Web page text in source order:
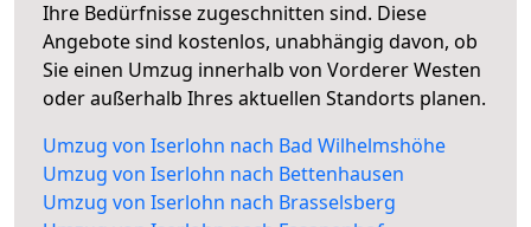
Ihre Bedürfnisse zugeschnitten sind. Diese
Angebote sind kostenlos, unabhängig davon, ob
Sie einen Umzug innerhalb von Vorderer Westen
oder außerhalb Ihres aktuellen Standorts planen.
Umzug von Iserlohn nach Bad Wilhelmshöhe
Umzug von Iserlohn nach Bettenhausen
Umzug von Iserlohn nach Brasselsberg